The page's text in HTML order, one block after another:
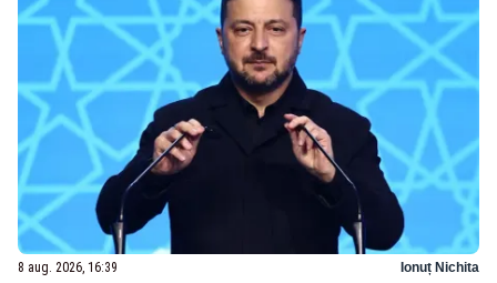
8 aug. 2026, 16:39 Ionuț Nichita